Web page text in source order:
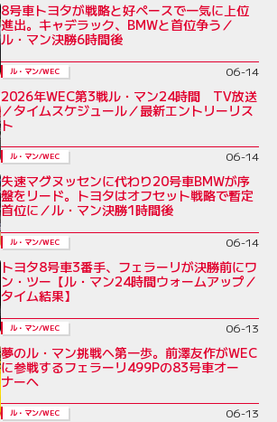
8号車トヨタが戦略と好ペースで一気に上位
進出。キャデラック、BMWと首位争う／
ル・マン決勝6時間後
ル・マン/WEC 06-14
2026年WEC第3戦ル・マン24時間 TV放送
／タイムスケジュール／最新エントリーリス
ト
ル・マン/WEC 06-14
失速マグヌッセンに代わり20号車BMWが序
盤をリード。トヨタはオフセット戦略で暫定
首位に／ル・マン決勝1時間後
ル・マン/WEC 06-14
トヨタ8号車3番手、フェラーリが決勝前にワ
ン・ツー【ル・マン24時間ウォームアップ／
タイム結果】
ル・マン/WEC 06-13
夢のル・マン挑戦へ第一歩。前澤友作がWEC
に参戦するフェラーリ499Pの83号車オー
ナーへ
ル・マン/WEC 06-13